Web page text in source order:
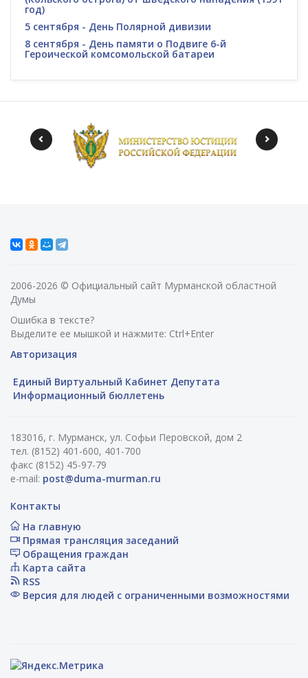
год)
5 сентября - День Полярной дивизии
8 сентября - День памяти о Подвиге 6-й
Героической комсомольской батареи
2006-2026 © Официальный сайт Мурманской областной
Думы
Ошибка в тексте?
Выделите ее мышкой и нажмите: Ctrl+Enter
Авторизация
Единый Виртуальный Кабинет Депутата
Информационный бюллетень
183016, г. Мурманск, ул. Софьи Перовской, дом 2
тел. (8152) 401-600, 401-700
факс (8152) 45-97-79
e-mail: post@duma-murman.ru
Контакты
На главную
Прямая трансляция заседаний
Обращения граждан
Карта сайта
RSS
Версия для людей с ограниченными возможностями